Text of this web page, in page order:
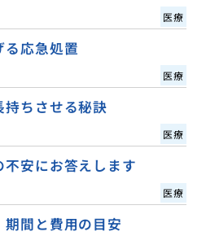
医療
る応急処置
医療
ちさせる秘訣
医療
安にお答えします
医療
間と費用の目安